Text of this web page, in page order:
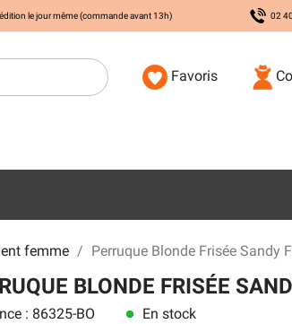
le jour même (commande avant 13h) 02
Favoris
femme Perruque Blonde Frisée Sandy
BLONDE FRISÉE
: 86325-BO lens En stock